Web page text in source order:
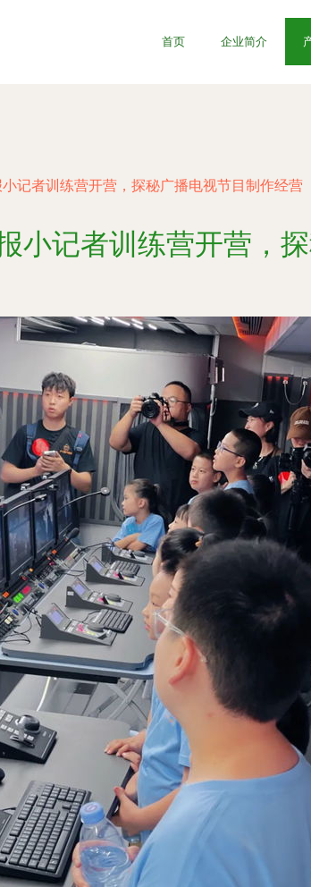
首页 企业简介
记者训练营开营，探秘广播电视节目制作经营
小记者训练营开营，